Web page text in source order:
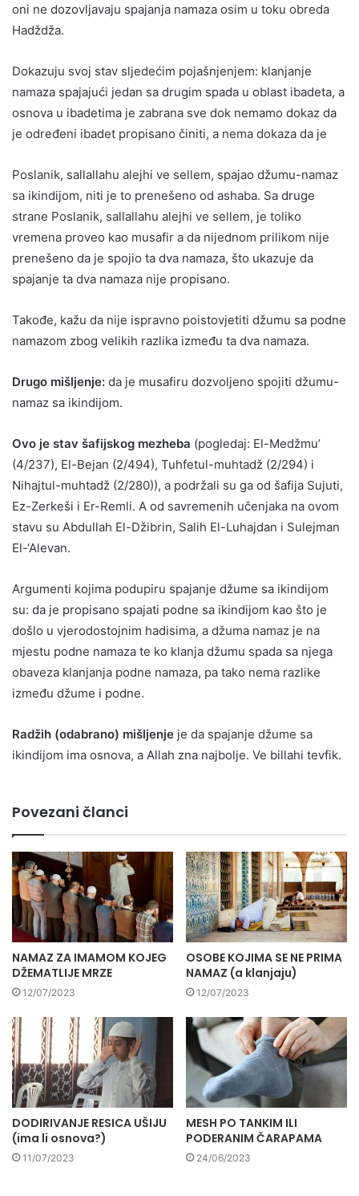
oni ne dozovljavaju spajanja namaza osim u toku obreda
Hadždža.
Dokazuju svoj stav sljedećim pojašnjenjem: klanjanje
namaza spajajući jedan sa drugim spada u oblast ibadeta, a
osnova u ibadetima je zabrana sve dok nemamo dokaz da
je određeni ibadet propisano činiti, a nema dokaza da je
Poslanik, sallallahu alejhi ve sellem, spajao džumu-namaz
sa ikindijom, niti je to prenešeno od ashaba. Sa druge
strane Poslanik, sallallahu alejhi ve sellem, je toliko
vremena proveo kao musafir a da nijednom prilikom nije
prenešeno da je spojio ta dva namaza, što ukazuje da
spajanje ta dva namaza nije propisano.
Takođe, kažu da nije ispravno poistovjetiti džumu sa podne
namazom zbog velikih razlika između ta dva namaza.
Drugo mišljenje: da je musafiru dozvoljeno spojiti džumu-
namaz sa ikindijom.
Ovo je stav šafijskog mezheba (pogledaj: El-Medžmu’
(4/237), El-Bejan (2/494), Tuhfetul-muhtadž (2/294) i
Nihajtul-muhtadž (2/280)), a podržali su ga od šafija Sujuti,
Ez-Zerkeši i Er-Remli. A od savremenih učenjaka na ovom
stavu su Abdullah El-Džibrin, Salih El-Luhajdan i Sulejman
El-‘Alevan.
Argumenti kojima podupiru spajanje džume sa ikindijom
su: da je propisano spajati podne sa ikindijom kao što je
došlo u vjerodostojnim hadisima, a džuma namaz je na
mjestu podne namaza te ko klanja džumu spada sa njega
obaveza klanjanja podne namaza, pa tako nema razlike
između džume i podne.
Radžih (odabrano) mišljenje je da spajanje džume sa
ikindijom ima osnova, a Allah zna najbolje. Ve billahi tevfik.
Povezani članci
NAMAZ ZA IMAMOM KOJEG
DŽEMATLIJE MRZE
12/07/2023
OSOBE KOJIMA SE NE PRIMA
NAMAZ (a klanjaju)
12/07/2023
DODIRIVANJE RESICA UŠIJU
(ima li osnova?)
11/07/2023
MESH PO TANKIM ILI
PODERANIM ČARAPAMA
24/06/2023